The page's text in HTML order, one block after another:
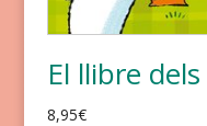
El llibre
8,95€